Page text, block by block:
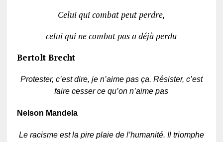
Celui qui combat peut perdre,
celui qui ne combat pas a déjà perdu
Bertolt Brecht
Protester, c’est dire, je n’aime pas ça. Résister, c’est
faire cesser ce qu’on n’aime pas
Nelson Mandela
Le racisme est la pire plaie de l’humanité. Il triomphe